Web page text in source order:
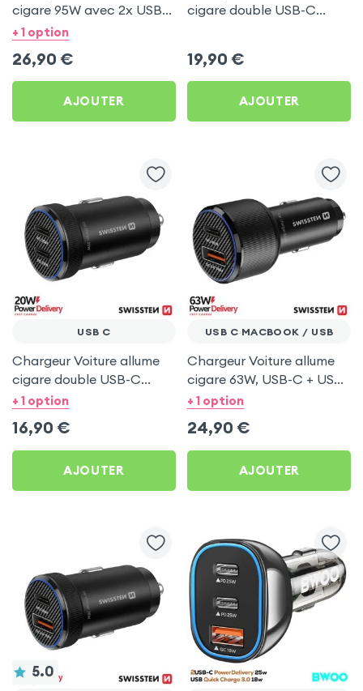
cigare 95W avec 2x USB
C Power Delivery + USB
+ 1 option
26,90 €
AJOUTER
cigare double USB-C
19,90 €
AJOUTER
USB C
Chargeur Voiture allume
cigare double USB-C
Power Delivery 20W -
+ 1 option
16,90 €
AJOUTER
USB C MACBOOK / USB
Chargeur Voiture allume
cigare 63W, USB-C + USB
3.0 - Swissten Compatible
Smartphone
+ 1 option
24,90 €
AJOUTER
5.0